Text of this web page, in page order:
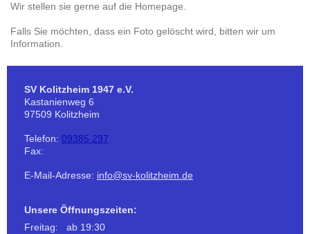
Wir stellen sie gerne auf die Homepage.
Falls Sie möchten, dass ein Foto gelöscht wird, bitten wir um
Information.
SV Kolitzheim 1947 e.V.
Kastanienweg 6
97509 Kolitzheim
Telefon: 09385 297
Fax:
E-Mail-Adresse: info@sv-kolitzheim.de
Unsere Öffnungszeiten:
Freitag: ab 19:30